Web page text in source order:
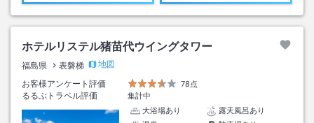
ホテルリステル猪苗代ウイングタワー
福島県 表磐梯
地図
お客様アンケート評価
78点
るるぶトラベル評価
集計中
大浴場あり
露天風呂あり